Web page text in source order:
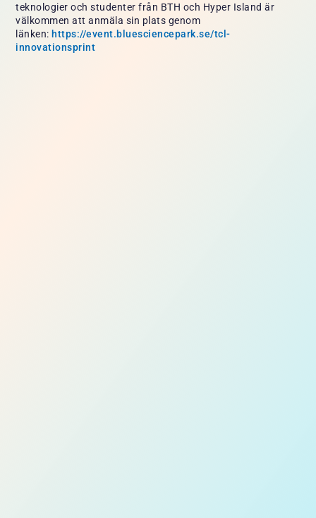
teknologier och studenter från BTH och Hyper Island är
välkommen att anmäla sin plats genom
länken: https://event.bluesciencepark.se/tcl-
innovationsprint